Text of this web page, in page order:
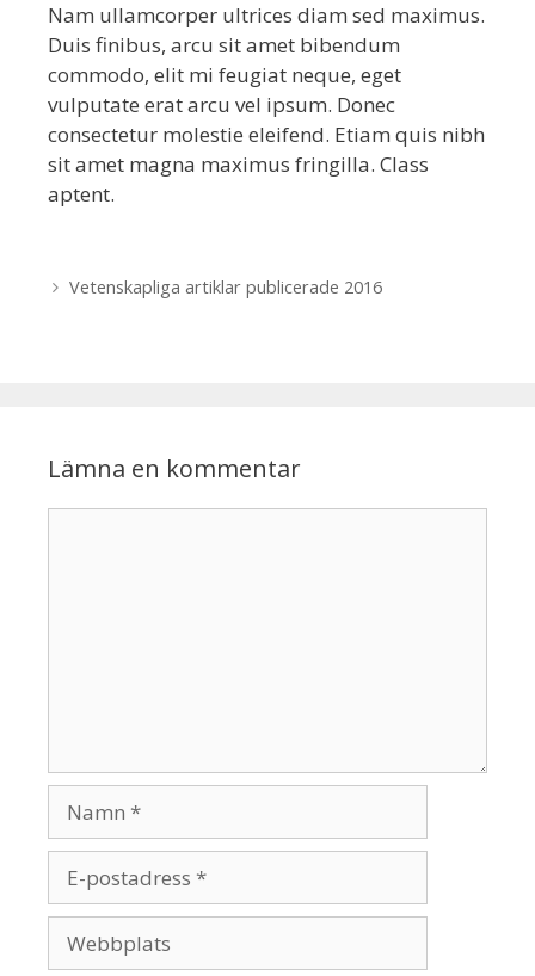
Nam ullamcorper ultrices diam sed maximus.
Duis finibus, arcu sit amet bibendum
commodo, elit mi feugiat neque, eget
vulputate erat arcu vel ipsum. Donec
consectetur molestie eleifend. Etiam quis nibh
sit amet magna maximus fringilla. Class
aptent.
Inläggsnavigering
Vetenskapliga artiklar publicerade 2016
Lämna en kommentar